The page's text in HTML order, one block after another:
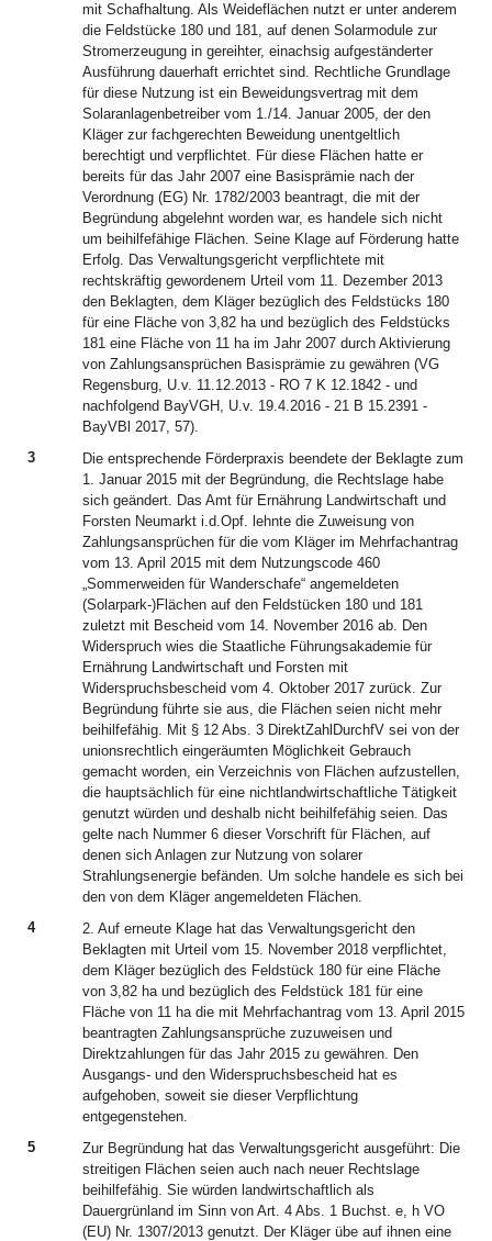
mit Schafhaltung. Als Weideflächen nutzt er unter anderem
die Feldstücke 180 und 181, auf denen Solarmodule zur
Stromerzeugung in gereihter, einachsig aufgeständerter
Ausführung dauerhaft errichtet sind. Rechtliche Grundlage
für diese Nutzung ist ein Beweidungsvertrag mit dem
Solaranlagenbetreiber vom 1./14. Januar 2005, der den
Kläger zur fachgerechten Beweidung unentgeltlich
berechtigt und verpflichtet. Für diese Flächen hatte er
bereits für das Jahr 2007 eine Basisprämie nach der
Verordnung (EG) Nr. 1782/2003 beantragt, die mit der
Begründung abgelehnt worden war, es handele sich nicht
um beihilfefähige Flächen. Seine Klage auf Förderung hatte
Erfolg. Das Verwaltungsgericht verpflichtete mit
rechtskräftig gewordenem Urteil vom 11. Dezember 2013
den Beklagten, dem Kläger bezüglich des Feldstücks 180
für eine Fläche von 3,82 ha und bezüglich des Feldstücks
181 eine Fläche von 11 ha im Jahr 2007 durch Aktivierung
von Zahlungsansprüchen Basisprämie zu gewähren (VG
Regensburg, U.v. 11.12.2013 - RO 7 K 12.1842 - und
nachfolgend BayVGH, U.v. 19.4.2016 - 21 B 15.2391 -
BayVBl 2017, 57).
3
Die entsprechende Förderpraxis beendete der Beklagte zum
1. Januar 2015 mit der Begründung, die Rechtslage habe
sich geändert. Das Amt für Ernährung Landwirtschaft und
Forsten Neumarkt i.d.Opf. lehnte die Zuweisung von
Zahlungsansprüchen für die vom Kläger im Mehrfachantrag
vom 13. April 2015 mit dem Nutzungscode 460
„Sommerweiden für Wanderschafe“ angemeldeten
(Solarpark-)Flächen auf den Feldstücken 180 und 181
zuletzt mit Bescheid vom 14. November 2016 ab. Den
Widerspruch wies die Staatliche Führungsakademie für
Ernährung Landwirtschaft und Forsten mit
Widerspruchsbescheid vom 4. Oktober 2017 zurück. Zur
Begründung führte sie aus, die Flächen seien nicht mehr
beihilfefähig. Mit § 12 Abs. 3 DirektZahlDurchfV sei von der
unionsrechtlich eingeräumten Möglichkeit Gebrauch
gemacht worden, ein Verzeichnis von Flächen aufzustellen,
die hauptsächlich für eine nichtlandwirtschaftliche Tätigkeit
genutzt würden und deshalb nicht beihilfefähig seien. Das
gelte nach Nummer 6 dieser Vorschrift für Flächen, auf
denen sich Anlagen zur Nutzung von solarer
Strahlungsenergie befänden. Um solche handele es sich bei
den von dem Kläger angemeldeten Flächen.
4
2. Auf erneute Klage hat das Verwaltungsgericht den
Beklagten mit Urteil vom 15. November 2018 verpflichtet,
dem Kläger bezüglich des Feldstück 180 für eine Fläche
von 3,82 ha und bezüglich des Feldstück 181 für eine
Fläche von 11 ha die mit Mehrfachantrag vom 13. April 2015
beantragten Zahlungsansprüche zuzuweisen und
Direktzahlungen für das Jahr 2015 zu gewähren. Den
Ausgangs- und den Widerspruchsbescheid hat es
aufgehoben, soweit sie dieser Verpflichtung
entgegenstehen.
5
Zur Begründung hat das Verwaltungsgericht ausgeführt: Die
streitigen Flächen seien auch nach neuer Rechtslage
beihilfefähig. Sie würden landwirtschaftlich als
Dauergrünland im Sinn von Art. 4 Abs. 1 Buchst. e, h VO
(EU) Nr. 1307/2013 genutzt. Der Kläger übe auf ihnen eine